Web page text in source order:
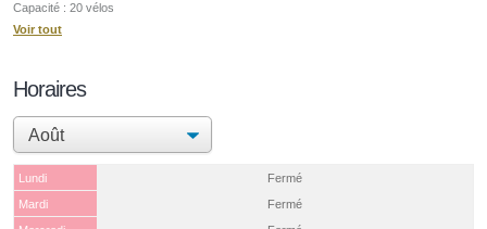
Capacité : 20 vélos
Voir tout
Horaires
Lundi
Fermé
Mardi
Fermé